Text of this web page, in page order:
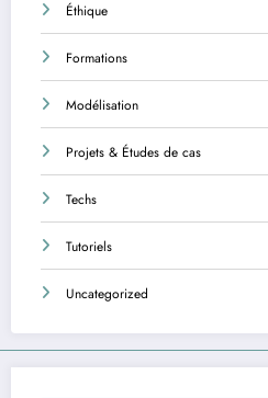
Éthique
Formations
Modélisation
Projets & Études de cas
Techs
Tutoriels
Uncategorized